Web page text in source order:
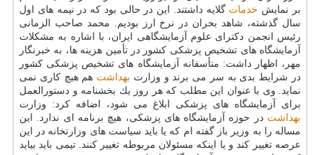
بر نمایش خدمات گلایه داشتند. این در حالی بود كه در نیمه های اول
سال گذشته، شاهد بحران در نرخ ارز بودیم. محمد صاحب الزمانی
رئیس انجمن دكترای علوم آزمایشگاهی ایران، با اشاره به مشكلات
آزمایشگاه های تشخیص پزشكی كشور در تأمین هزینه ها، به خبرنگار
مهر، اظهار داشت: متأسفانه آزمایشگاه های تشخیص پزشكی كشور
در شرایط بدی به سر می برند و وزارت بهداشت هم هیچ كاری نمی
نماید. وی با عنوان این مطلب كه هر روز یك بخشنامه و دستورالعمل
برای آزمایشگاه های پزشكی ابلاغ می شود، اضافه كرد: وزارت
بهداشت در حوزه آزمایشگاه های پزشكی، هیچ برنامه ای ندارد. این
مساله را به وزیر باز گفته ام كه یا باید سیاست های وزارتخانه در این
عرصه تغییر كند و یا اینكه مسئولان مربوطه تغییر كنند. تیمی باید بیاید